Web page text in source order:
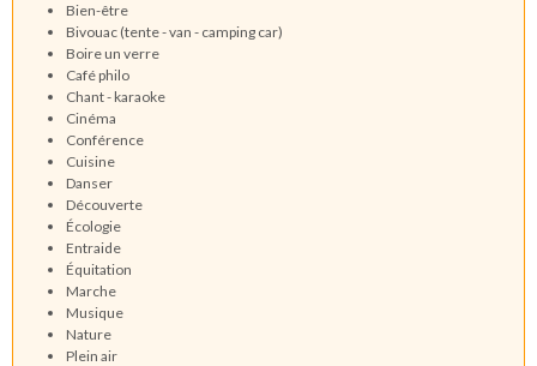
Bien-être
Bivouac (tente - van - camping car)
Boire un verre
Café philo
Chant - karaoke
Cinéma
Conférence
Cuisine
Danser
Découverte
Écologie
Entraide
Équitation
Marche
Musique
Nature
Plein air